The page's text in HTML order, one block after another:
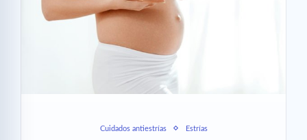
Cuidados antiestrías Estrías